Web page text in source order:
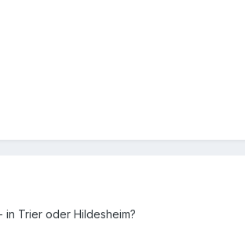
Trier oder Hildesheim?